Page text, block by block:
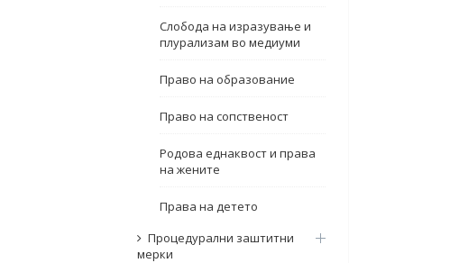
Слобода на изразување и
плурализам во медиуми
Право на образование
Право на сопственост
Родова еднаквост и права
на жените
Права на детето
Процедурални заштитни
мерки